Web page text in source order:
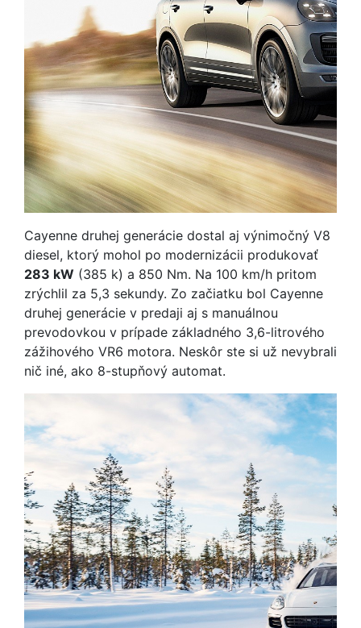
Cayenne druhej generácie dostal aj výnimočný V8
diesel, ktorý mohol po modernizácii produkovať
283 kW (385 k) a 850 Nm. Na 100 km/h pritom
zrýchlil za 5,3 sekundy. Zo začiatku bol Cayenne
druhej generácie v predaji aj s manuálnou
prevodovkou v prípade základného 3,6-litrového
zážihového VR6 motora. Neskôr ste si už nevybrali
nič iné, ako 8-stupňový automat.